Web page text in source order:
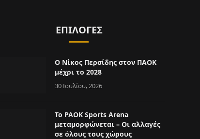
ΕΠΙΛΟΓΈΣ
Ο Νίκος Περσίδης στον ΠΑΟΚ
μέχρι το 2028
30 Ιουλίου, 2026
Το PAOK Sports Arena
μεταμορφώνεται – Οι αλλαγές
σε όλους τους χώρους